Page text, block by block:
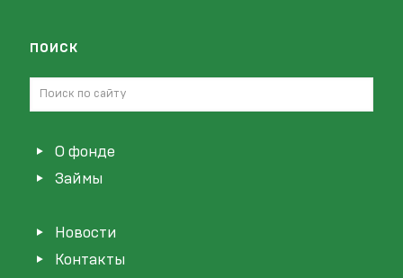
поиск
О фонде
Займы
Новости
Контакты